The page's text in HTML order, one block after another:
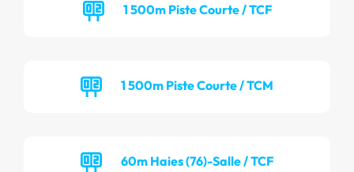
1 500m Piste Courte / TCF
1 500m Piste Courte / TCM
60m Haies (76)-Salle / TCF